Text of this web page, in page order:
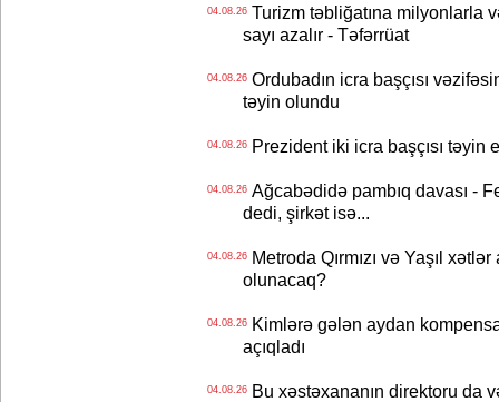
04.08.26Turizm təbliğatına milyonlarla
sayı azalır - Təfərrüat
04.08.26Ordubadın icra başçısı
təyin olundu
04.08.26Prezident iki icra başçısı təyin
04.08.26Ağcabədidə pambıq davası -
dedi, şirkət isə...
04.08.26Metroda Qırmızı və Yaşıl
olunacaq?
04.08.26Kimlərə gələn aydan
açıqladı
04.08.26Bu xəstəxananın direktoru da